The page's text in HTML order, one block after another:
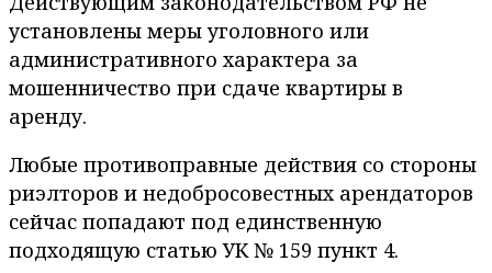
установлены меры уголовного или
административного характера за
мошенничество при сдаче квартиры в
аренду.
Любые противоправные действия со стороны
риэлторов и недобросовестных арендаторов
сейчас попадают под единственную
подходящую статью УК № 159 пункт 4.